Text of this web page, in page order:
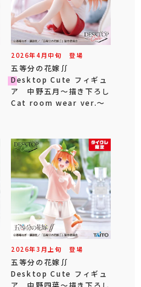
2026年4 月中旬 登場
五等分の花嫁∬
Desktop Cute フィギュ
ア 中野五月～描き下ろし
Cat room wear ver.～
2026年3 月 上旬 登場
五等分の花嫁∬
Desktop Cute フィギュ